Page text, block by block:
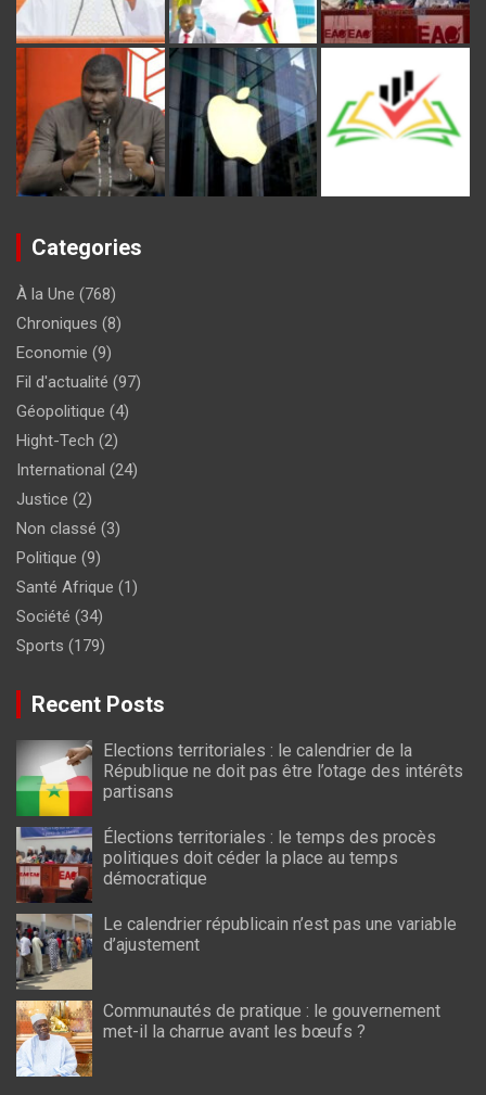
Categories
À la Une (768)
Chroniques (8)
Economie (9)
Fil d'actualité (97)
Géopolitique (4)
Hight-Tech (2)
International (24)
Justice (2)
Non classé (3)
Politique (9)
Santé Afrique (1)
Société (34)
Sports (179)
Recent Posts
Elections territoriales : le calendrier de la
République ne doit pas être l’otage des intérêts
partisans
Élections territoriales : le temps des procès
politiques doit céder la place au temps
démocratique
Le calendrier républicain n’est pas une variable
d’ajustement
Communautés de pratique : le gouvernement
met-il la charrue avant les bœufs ?